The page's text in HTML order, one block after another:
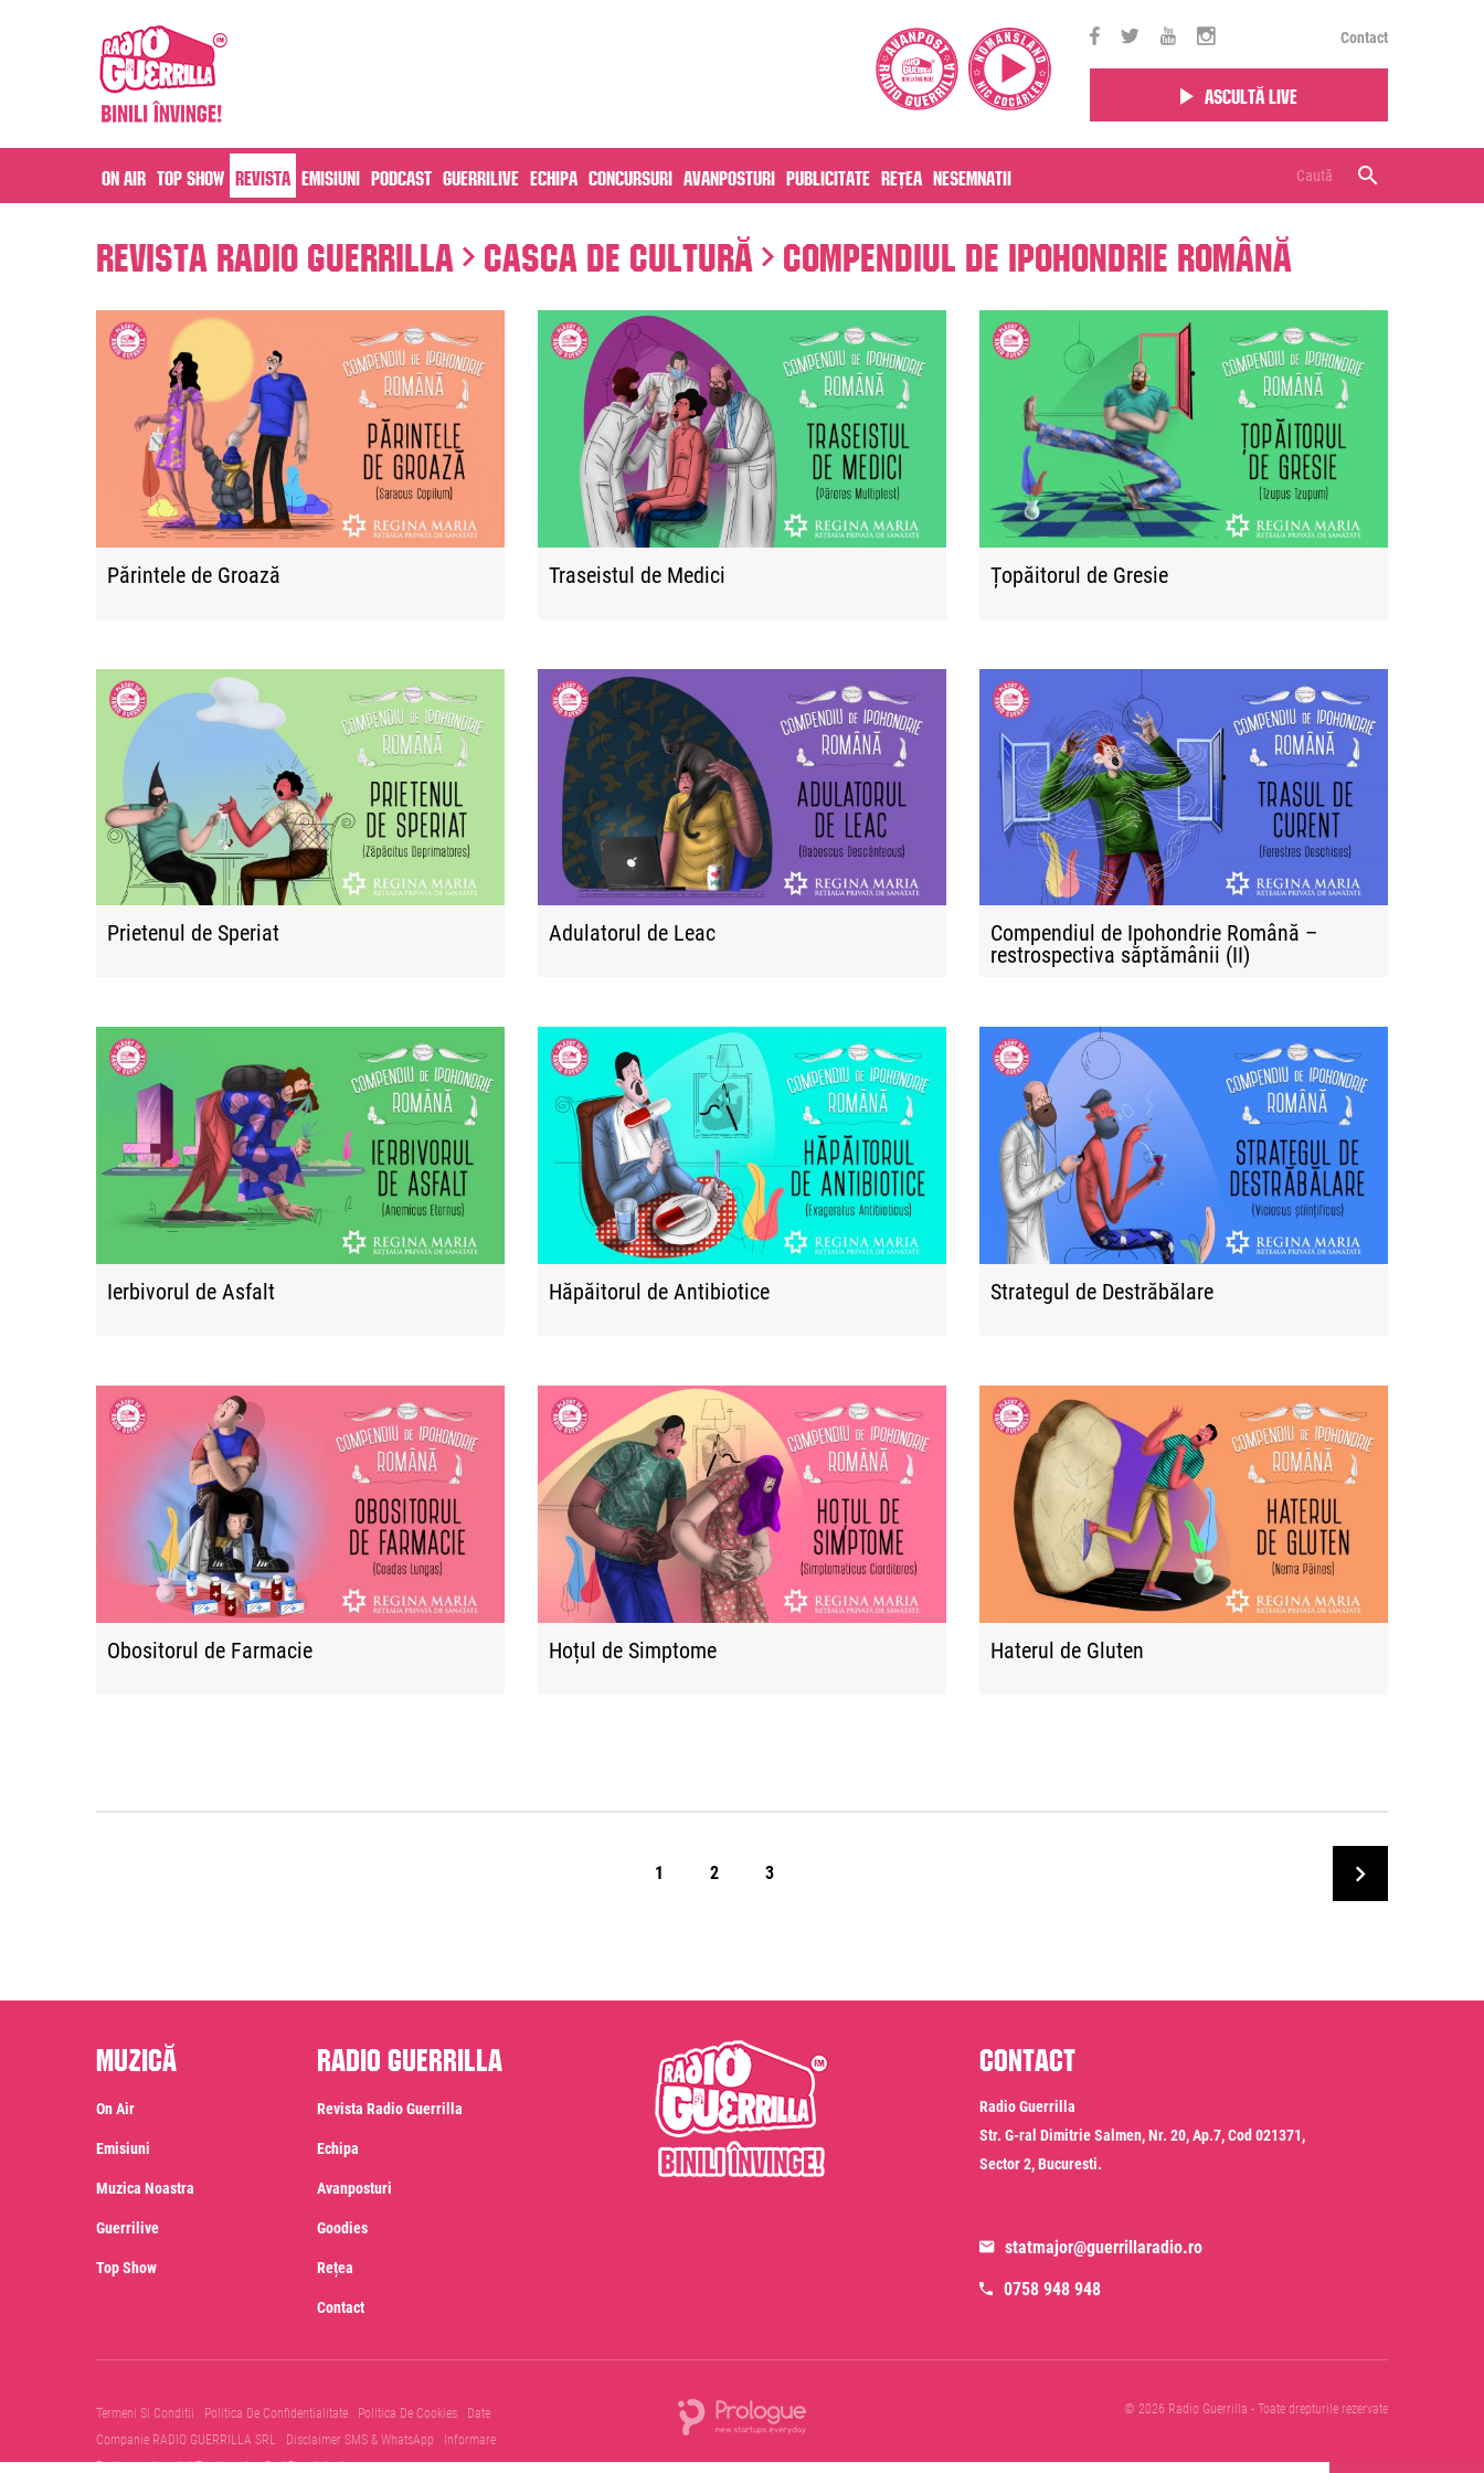
Contact
Ascultă live
On air Top Show Revista Emisiuni Podcast Guerrilive Echipa Concursuri Avanposturi Publicitate Rețea Nesemnatii
Revista Radio Guerrilla Casca de cultură Compendiul de Ipohondrie Română
Părintele de Groază Traseistul de Medici Țopăitorul de Gresie
Prietenul de Speriat Adulatorul de Leac
Compendiul de Ipohondrie Română –
restrospectiva săptămânii (II)
Ierbivorul de Asfalt Hăpăitorul de Antibiotice Strategul de Destrăbălare
Obositorul de Farmacie Hoțul de Simptome Haterul de Gluten
1 2 3
Muzică
On Air
Emisiuni
Muzica Noastra
Guerrilive
Top Show
Radio Guerrilla
Revista Radio Guerrilla
Echipa
Avanposturi
Goodies
Rețea
Contact
Contact
Radio Guerrilla
Str. G-ral Dimitrie Salmen, Nr. 20, Ap.7, Cod 021371,
Sector 2, Bucuresti.
statmajor@guerrillaradio.ro
0758 948 948
Termeni Si Conditii Politica De Confidentialitate Politica De Cookies
Date
Companie RADIO GUERRILLA SRL
Disclaimer SMS & WhatsApp
Informare
Prelucrare Imagini Evenimente
Cod Deontologic
© 2026 Radio Guerrilla - Toate drepturile rezervate